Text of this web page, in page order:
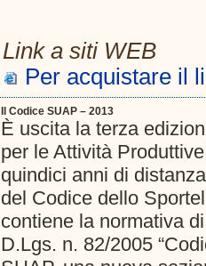
Link a siti WEB
Per acquistare il
Il Codice SUAP – 2013
È uscita la terza
per le Attività
quindici anni di
del Codice dello
contiene la normativa
D.Lgs. n. 82/2005